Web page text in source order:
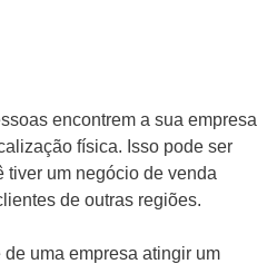
encontrem a sua empresa
física. Isso pode ser
tiver um negócio de venda
de outras regiões.
uma empresa atingir um